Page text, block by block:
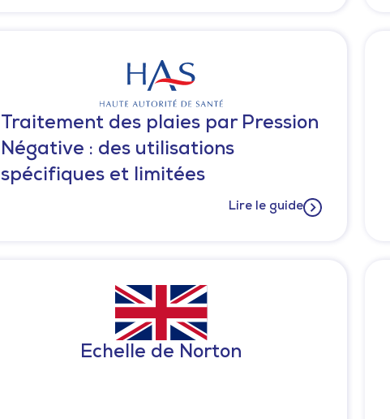
Traitement des plaies par Pression
Négative : des utilisations
spécifiques et limitées
Lire le guide
Echelle de Norton